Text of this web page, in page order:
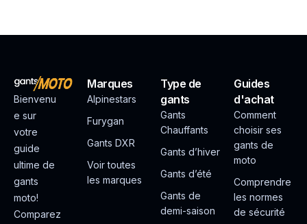
Bienvenu
e sur
votre
guide
ultime de
gants
moto!
Comparez
Marques
Alpinestars
Furygan
Gants DXR
Voir toutes
les marques
Type de
gants
Gants
Chauffants
Gants d’hiver
Gants d’été
Gants de
demi-saison
Guides
d'achat
Comment
choisir ses
gants de
moto
Comprendre
les normes
de sécurité